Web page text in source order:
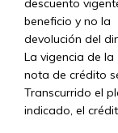
descuento
beneficio y no la
devolución del
La vigencia de la
nota de crédito
Transcurrido el
indicado, el